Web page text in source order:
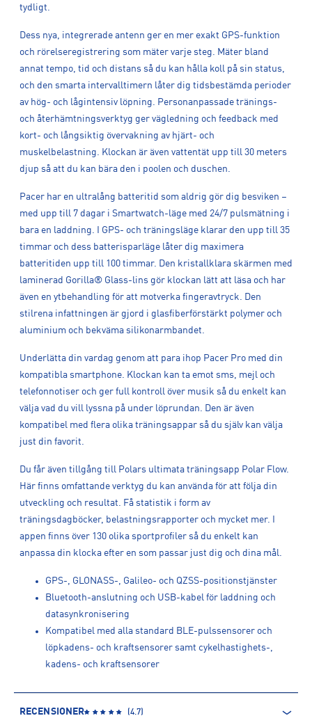
tydligt.
Dess nya, integrerade antenn ger en mer exakt GPS-funktion
och rörelseregistrering som mäter varje steg. Mäter bland
annat tempo, tid och distans så du kan hålla koll på sin status,
och den smarta intervalltimern låter dig tidsbestämda perioder
av hög- och lågintensiv löpning. Personanpassade tränings-
och återhämtningsverktyg ger vägledning och feedback med
kort- och långsiktig övervakning av hjärt- och
muskelbelastning. Klockan är även vattentät upp till 30 meters
djup så att du kan bära den i poolen och duschen.
Pacer har en ultralång batteritid som aldrig gör dig besviken –
med upp till 7 dagar i Smartwatch-läge med 24/7 pulsmätning i
bara en laddning. I GPS- och träningsläge klarar den upp till 35
timmar och dess batterisparläge låter dig maximera
batteritiden upp till 100 timmar. Den kristallklara skärmen med
laminerad Gorilla® Glass-lins gör klockan lätt att läsa och har
även en ytbehandling för att motverka fingeravtryck. Den
stilrena infattningen är gjord i glasfiberförstärkt polymer och
aluminium och bekväma silikonarmbandet.
Underlätta din vardag genom att para ihop Pacer Pro med din
kompatibla smartphone. Klockan kan ta emot sms, mejl och
telefonnotiser och ger full kontroll över musik så du enkelt kan
välja vad du vill lyssna på under löprundan. Den är även
kompatibel med flera olika träningsappar så du själv kan välja
just din favorit.
Du får även tillgång till Polars ultimata träningsapp Polar Flow.
Här finns omfattande verktyg du kan använda för att följa din
utveckling och resultat. Få statistik i form av
träningsdagböcker, belastningsrapporter och mycket mer. I
appen finns över 130 olika sportprofiler så du enkelt kan
anpassa din klocka efter en som passar just dig och dina mål.
GPS-, GLONASS-, Galileo- och QZSS-positionstjänster
Bluetooth-anslutning och USB-kabel för laddning och
datasynkronisering
Kompatibel med alla standard BLE-pulssensorer och
löpkadens- och kraftsensorer samt cykelhastighets-,
kadens- och kraftsensorer
RECENSIONER (4.7)